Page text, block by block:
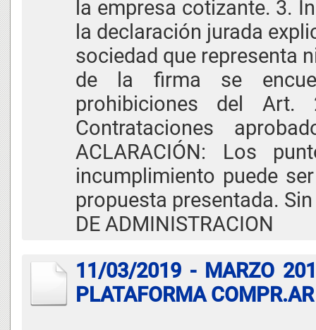
la empresa cotizante. 3.
la declaración jurada
sociedad que representa
de la firma se
prohibiciones del
Contrataciones
ACLARACIÓN: Los
incumplimiento puede
propuesta presentada.
DE ADMINISTRACION
11/03/2019 - MARZO
PLATAFORMA COMPR.AR